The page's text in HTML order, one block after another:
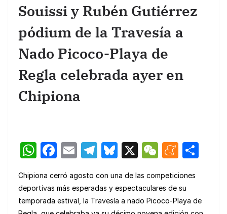
Souissi y Rubén Gutiérrez
pódium de la Travesía a
Nado Picoco-Playa de
Regla celebrada ayer en
Chipiona
W
at
s
F
c
e
E
ail
T
e
gr
Bl
e
s
X
W
C
h
M
n
e p
Chipiona cerró agosto con una de las competiciones
deportivas más esperadas y espectaculares de su
temporada estival, la Travesía a nado Picoco-Playa de